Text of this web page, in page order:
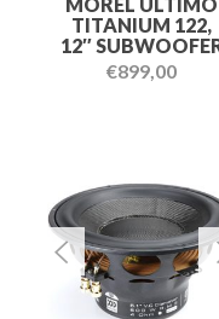
TITANIUM 122,
12″
€899,00